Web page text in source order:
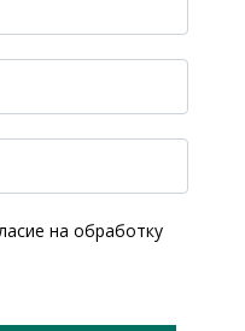
на обработку